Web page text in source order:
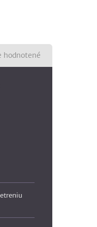
hodnotené